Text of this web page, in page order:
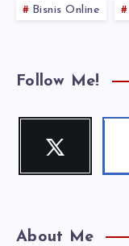
Bisnis Online
Follow Me!
Twitter
Follow
About Me